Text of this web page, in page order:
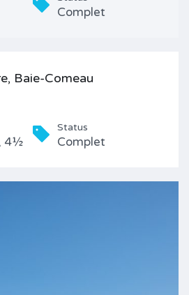
Complet
Baie-Comeau
4½
Status
Complet